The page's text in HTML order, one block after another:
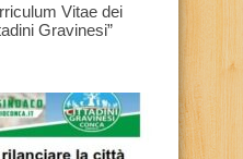
Vitae dei
Gravinesi”